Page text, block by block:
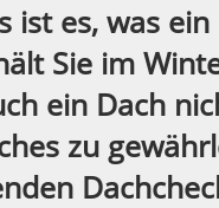
ist es, was
Sie im
ein Dach
zu